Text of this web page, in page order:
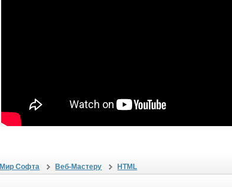
Мир Софта Веб-Мастеру HTML